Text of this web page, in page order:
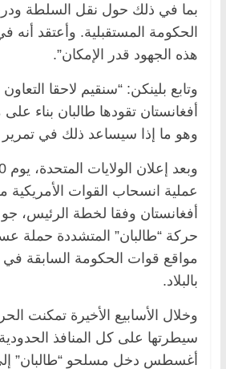
بما في ذلك حول نقل السلطة
الحكومة المستقبلية. وأعتقد أنه
هذه الجهود قدر الإمكان”.
وتابع بلينكن: “سنقيم لاحقا
أفغانستان تقودها طالبان بناء
وهو ما إذا سيساعد ذلك في تمرير
عملية انسحاب القوات
أفغانستان وفقا لخطة الرئيس،
حركة “طالبان” المتشددة حملة
مواقع قوات الحكومة السابقة في
بالبلاد.
وخلال الأسابيع الأخيرة تمكنت
أغسطس دخل مسلحو “طالبان”